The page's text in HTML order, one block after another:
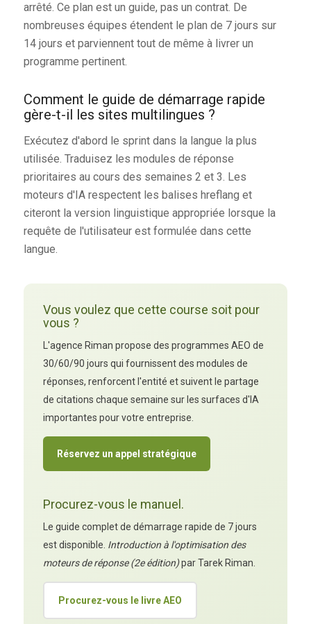
arrêté. Ce plan est un guide, pas un contrat. De
nombreuses équipes étendent le plan de 7 jours sur
14 jours et parviennent tout de même à livrer un
programme pertinent.
Comment le guide de démarrage rapide
gère-t-il les sites multilingues ?
Exécutez d'abord le sprint dans la langue la plus
utilisée. Traduisez les modules de réponse
prioritaires au cours des semaines 2 et 3. Les
moteurs d'IA respectent les balises hreflang et
citeront la version linguistique appropriée lorsque la
requête de l'utilisateur est formulée dans cette
langue.
Vous voulez que cette course soit pour
vous ?
L'agence Riman propose des programmes AEO de
30/60/90 jours qui fournissent des modules de
réponses, renforcent l'entité et suivent le partage
de citations chaque semaine sur les surfaces d'IA
importantes pour votre entreprise.
Réservez un appel stratégique
Procurez-vous le manuel.
Le guide complet de démarrage rapide de 7 jours
est disponible. Introduction à l'optimisation des
moteurs de réponse (2e édition)par Tarek Riman.
Procurez-vous le livre AEO